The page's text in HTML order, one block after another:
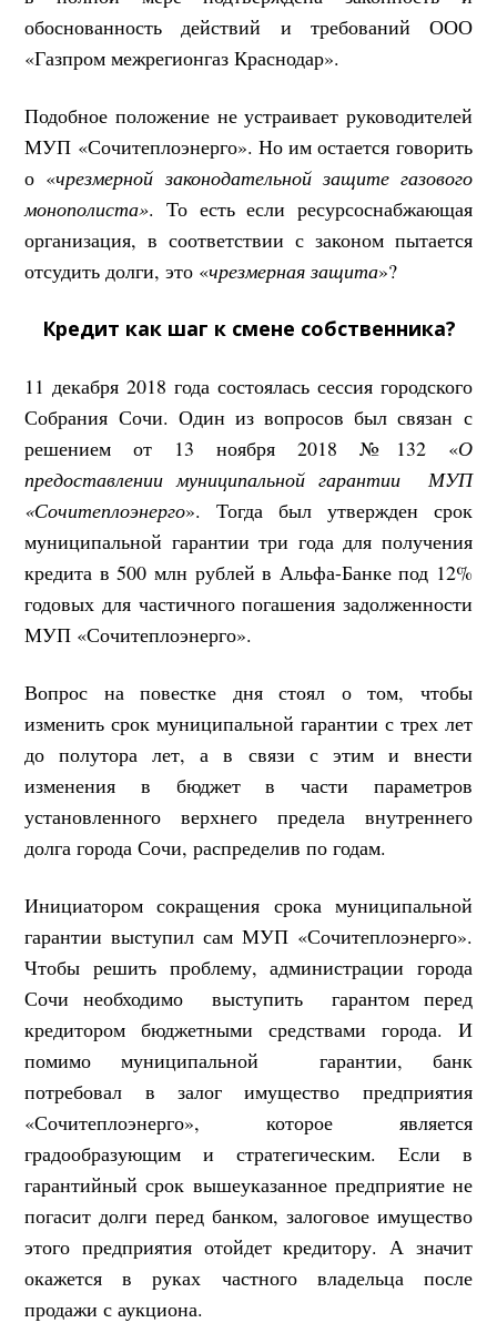
обоснованность действий и требований ООО
«Газпром межрегионгаз Краснодар».
Подобное положение не устраивает руководителей
МУП «Сочитеплоэнерго». Но им остается говорить
о «чрезмерной законодательной защите газового
монополиста». То есть если ресурсоснабжающая
организация, в соответствии с законом пытается
отсудить долги, это «чрезмерная защита»?
Кредит как шаг к смене собственника?
11 декабря 2018 года состоялась сессия городского
Собрания Сочи. Один из вопросов был связан с
решением от 13 ноября 2018 №132 «О
предоставлении муниципальной гарантии МУП
«Сочитеплоэнерго». Тогда был утвержден срок
муниципальной гарантии три года для получения
кредита в 500 млн рублей в Альфа-Банке под 12%
годовых для частичного погашения задолженности
МУП «Сочитеплоэнерго».
Вопрос на повестке дня стоял о том, чтобы
изменить срок муниципальной гарантии с трех лет
до полутора лет, а в связи с этим и внести
изменения в бюджет в части параметров
установленного верхнего предела внутреннего
долга города Сочи, распределив по годам.
Инициатором сокращения срока муниципальной
гарантии выступил сам МУП «Сочитеплоэнерго».
Чтобы решить проблему, администрации города
Сочи необходимо выступить гарантом перед
кредитором бюджетными средствами города. И
помимо муниципальной гарантии, банк
потребовал в залог имущество предприятия
«Сочитеплоэнерго», которое является
градообразующим и стратегическим. Если в
гарантийный срок вышеуказанное предприятие не
погасит долги перед банком, залоговое имущество
этого предприятия отойдет кредитору. А значит
окажется в руках частного владельца после
продажи с аукциона.